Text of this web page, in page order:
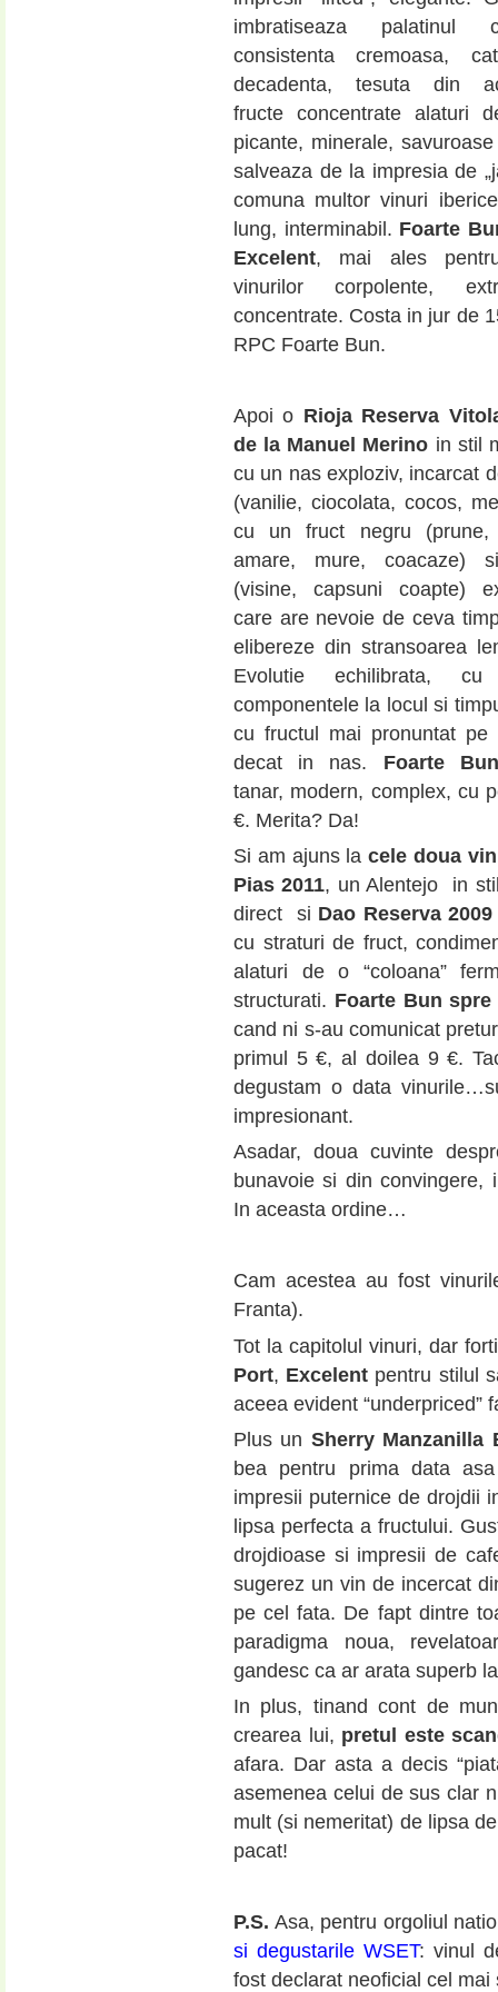
imbratiseaza
consistenta cremoasa,
decadenta, tesuta din
fructe concentrate alaturi
picante, minerale,
salveaza de la impresia de
comuna multor vinuri
lung, interminabil. Foarte
Excelent, mai ales
vinurilor corpolente,
concentrate. Costa in jur de
RPC Foarte Bun.
Apoi o Rioja Reserva
de la Manuel Merino in stil
cu un nas exploziv, incarcat
(vanilie, ciocolata, cocos,
cu un fruct negru (prune,
amare, mure, coacaze)
(visine, capsuni coapte)
care are nevoie de ceva
elibereze din stransoarea
Evolutie echilibrata, cu
componentele la locul si
cu fructul mai pronuntat pe
decat in nas. Foarte Bun
tanar, modern, complex, cu
€. Merita? Da!
Si am ajuns lacele doua
Pias 2011, un Alentejo in
direct si Dao Reserva
cu straturi de fruct,
alaturi de o “coloana”
structurati. Foarte Bun spre
cand ni s-au comunicat
primul 5 €, al doilea 9 €.
degustam o data
impresionant.
Asadar, doua cuvinte
bunavoie si din convingere,
In aceasta ordine…
Cam acestea au fost
Franta).
Tot la capitolul vinuri, dar
Port, Excelent pentru stilul
aceea evident “underpriced”
Plus un Sherry Manzanilla
bea pentru prima data
impresii puternice de drojdii
lipsa perfecta a fructului.
drojdioase si impresii de
sugerez un vin de incercat
pe cel fata. De fapt dintre
paradigma noua,
gandesc ca ar arata superb
In plus, tinand cont de
crearea lui, pretul este
afara. Dar asta a decis
asemenea celui de sus clar
mult (si nemeritat) de lipsa
pacat!
P.S. Asa, pentru orgoliul
si degustarile WSET: vinul
fost declarat neoficial cel